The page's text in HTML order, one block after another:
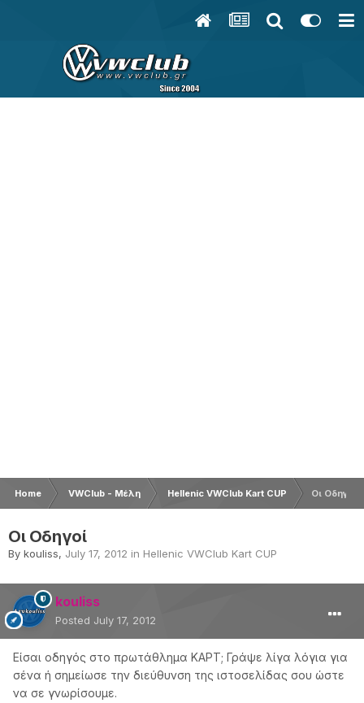
Home VWClub - Μέλη Hellenic VWClub Kart CUP Οι Οδηγοί
Οι Οδηγοί
By kouliss, July 17, 2012 in Hellenic VWClub Kart CUP
kouliss
Posted July 17, 2012
Είσαι οδηγός στο πρωτάθλημα ΚΑΡΤ; Γράψε λίγα λόγια για
σένα ή σημείωσε την διεύθυνση της ιστοσελίδας σου ώστε
να σε γνωρίσουμε.